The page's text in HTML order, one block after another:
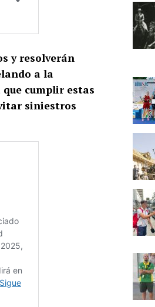
y resolverán
a la
cumplir estas
siniestros